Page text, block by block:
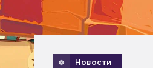
Новости